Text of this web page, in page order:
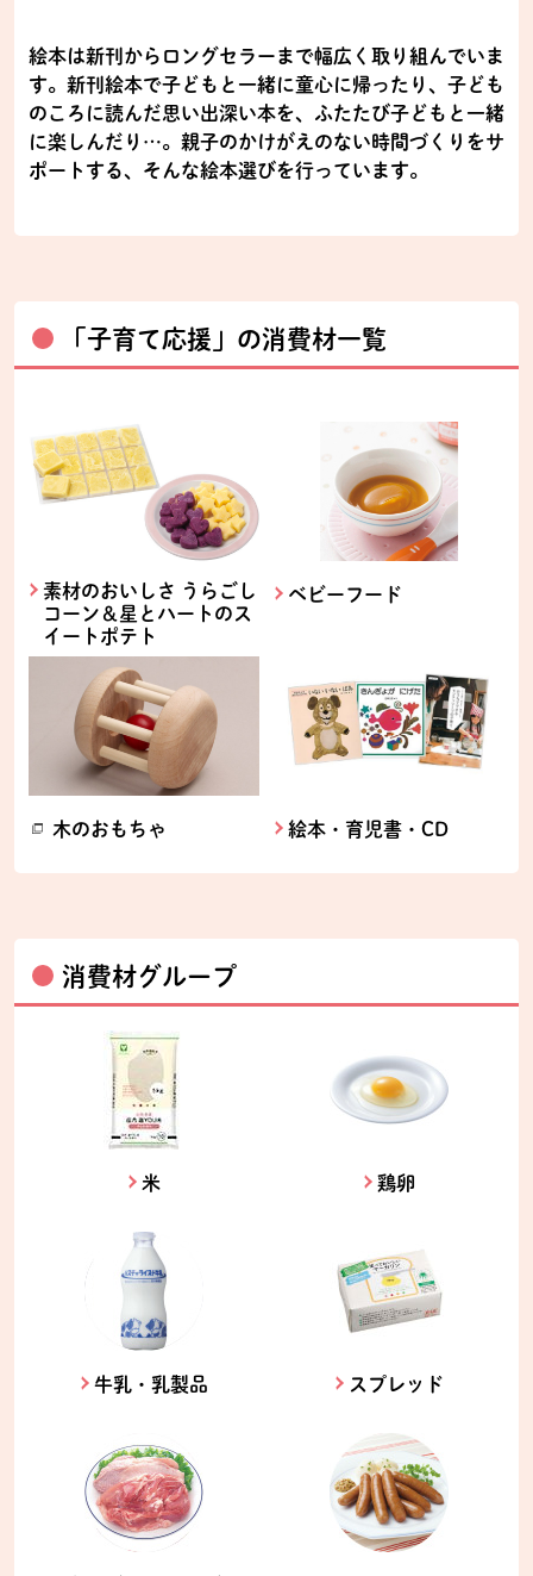
絵本は新刊からロングセラーまで幅広く取り組んでいま
す。新刊絵本で子どもと一緒に童心に帰ったり、子ども
のころに読んだ思い出深い本を、ふたたび子どもと一緒
に楽しんだり…。親子のかけがえのない時間づくりをサ
ポートする、そんな絵本選びを行っています。
「子育て応援」の消費材一覧
素材のおいしさ うらごし
コーン＆星とハートのス
イートポテト
ベビーフード
木のおもちゃ 絵本・育児書・CD
消費材グループ
米 鶏卵
牛乳・乳製品 スプレッド